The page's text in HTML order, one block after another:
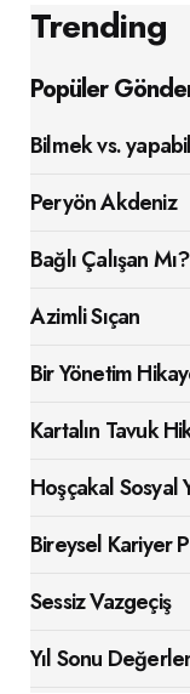
Trending
Popüler
Bilmek vs.
Peryön Akdeniz
Bağlı Çalışan
Azimli Sıçan
Bir Yönetim
Kartalın Tavuk
Hoşçakal Sosyal
Bireysel Kariyer
Sessiz Vazgeçiş
Yıl Sonu